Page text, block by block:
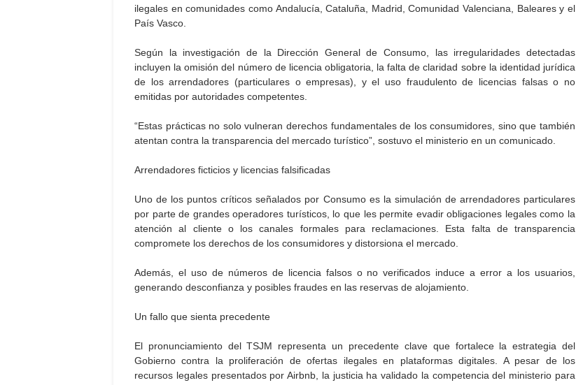
ilegales en comunidades como Andalucía, Cataluña, Madrid, Comunidad Valenciana, Baleares y el
País Vasco.
Según la investigación de la Dirección General de Consumo, las irregularidades detectadas
incluyen la omisión del número de licencia obligatoria, la falta de claridad sobre la identidad jurídica
de los arrendadores (particulares o empresas), y el uso fraudulento de licencias falsas o no
emitidas por autoridades competentes.
“Estas prácticas no solo vulneran derechos fundamentales de los consumidores, sino que también
atentan contra la transparencia del mercado turístico”, sostuvo el ministerio en un comunicado.
Arrendadores ficticios y licencias falsificadas
Uno de los puntos críticos señalados por Consumo es la simulación de arrendadores particulares
por parte de grandes operadores turísticos, lo que les permite evadir obligaciones legales como la
atención al cliente o los canales formales para reclamaciones. Esta falta de transparencia
compromete los derechos de los consumidores y distorsiona el mercado.
Además, el uso de números de licencia falsos o no verificados induce a error a los usuarios,
generando desconfianza y posibles fraudes en las reservas de alojamiento.
Un fallo que sienta precedente
El pronunciamiento del TSJM representa un precedente clave que fortalece la estrategia del
Gobierno contra la proliferación de ofertas ilegales en plataformas digitales. A pesar de los
recursos legales presentados por Airbnb, la justicia ha validado la competencia del ministerio para